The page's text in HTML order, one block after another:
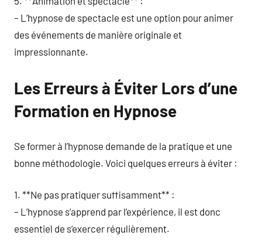
– L’hypnose de spectacle est une option pour animer
des événements de manière originale et
impressionnante.
Les Erreurs à Éviter Lors d’une
Formation en Hypnose
Se former à l’hypnose demande de la pratique et une
bonne méthodologie. Voici quelques erreurs à éviter :
1. **Ne pas pratiquer suffisamment** :
– L’hypnose s’apprend par l’expérience, il est donc
essentiel de s’exercer régulièrement.